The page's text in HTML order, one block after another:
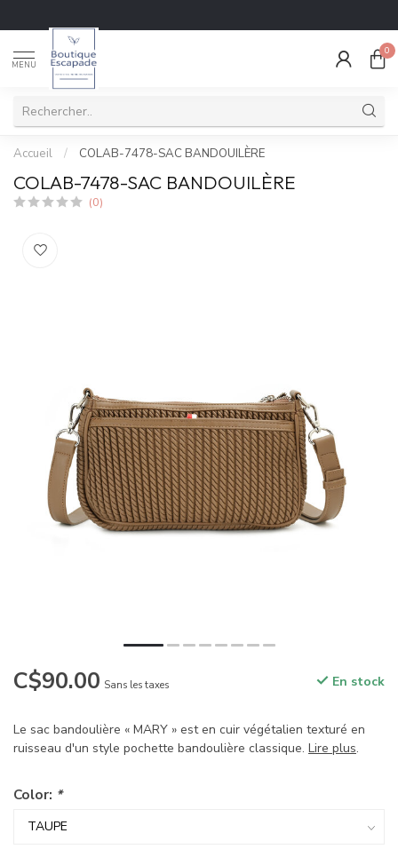
MENU
0
Accueil / COLAB-7478-SAC BANDOUILÈRE
COLAB-7478-SAC BANDOUILÈRE
(0)
C$90.00 Sans les taxes En stock
Le sac bandoulière « MARY » est en cuir végétalien texturé en
ruisseau d'un style pochette bandoulière classique. Lire plus.
Color: *